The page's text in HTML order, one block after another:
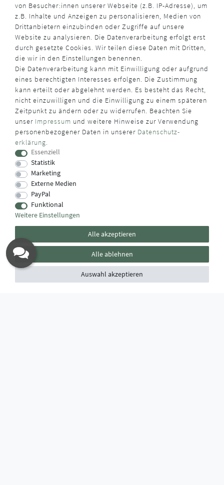
VERSANDART
WUSSTEN SIE SCHON?
Das Käufersiegel des Händlerbunds garantiert Ihnen
100%.-ige Zahlungssicherheit, größtmöglichen Datenschutz
und Geld-zurück-Garantie bei Nicht- oder Falschlieferung.
von Besucher:innen unserer Webseite (z.B. IP-Adresse), um
z.B. Inhalte und Anzeigen zu personalisieren, Medien von
Drittanbietern einzubinden oder Zugriffe auf unsere
Website zu analysieren. Die Datenverarbeitung erfolgt erst
durch gesetzte Cookies. Wir teilen diese Daten mit Dritten,
die wir in den Einstellungen benennen.
Die Datenverarbeitung kann mit Einwilligung oder aufgrund
eines berechtigten Interesses erfolgen. Die Zustimmung
kann erteilt oder abgelehnt werden. Es besteht das Recht,
nicht einzuwilligen und die Einwilligung zu einem späteren
Zeitpunkt zu ändern oder zu widerrufen. Beachten Sie
unser Impressum und weitere Hinweise zur Verwendung
personenbezogener Daten in unserer Daten­schutz­
erklärung.
Essenziell
Statistik
Marketing
Externe Medien
PayPal
Funktional
Weitere Einstellungen
Alle akzeptieren
Alle ablehnen
Auswahl akzeptieren